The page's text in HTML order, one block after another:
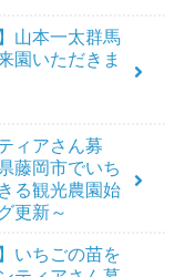
山本一太群馬
園いただきま
ィアさん募
藤岡市でいち
る観光農園始
更新～
いちごの苗を